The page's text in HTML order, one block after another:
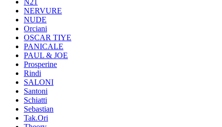
N21
NERVURE
NUDE
Orciani
OSCAR TIYE
PANICALE
PAUL & JOE
Prosperine
Rindi
SALONI
Santoni
Schiatti
Sebastian
Tak.Ori